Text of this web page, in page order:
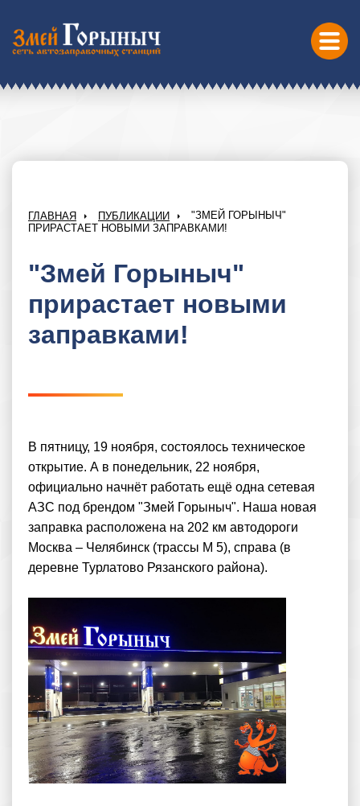
ГЛАВНАЯ ПУБЛИКАЦИИ
"ЗМЕЙ ГОРЫНЫЧ"
ПРИРАСТАЕТ НОВЫМИ ЗАПРАВКАМИ!
"Змей Горыныч"
прирастает новыми
заправками!
В пятницу, 19 ноября, состоялось техническое
открытие. А в понедельник, 22 ноября,
официально начнёт работать ещё одна сетевая
АЗС под брендом "Змей Горыныч". Наша новая
заправка расположена на 202 км автодороги
Москва – Челябинск (трассы М 5), справа (в
деревне Турлатово Рязанского района).